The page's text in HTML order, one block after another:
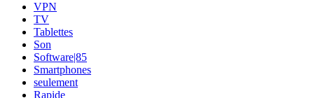
VPN
TV
Tablettes
Son
Software|85
Smartphones
seulement
Rapide